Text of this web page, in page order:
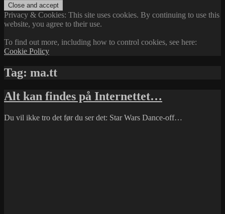
Privacy & Cookies: This site uses cookies. By continuing to use this
website, you agree to their use.
To find out more, including how to control cookies, see here:
Cookie Policy
Tag: ma.tt
Alt kan findes på Internettet…
Du vil ikke tro det før du ser det: Star Wars Dance-off…